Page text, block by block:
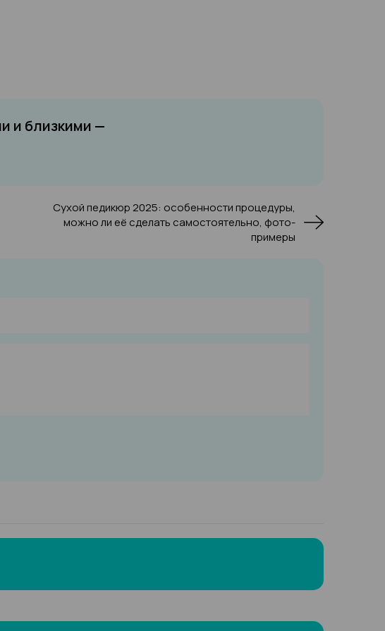
и близкими —
Сухой педикюр 2025: особенности процедуры,
можно ли её сделать самостоятельно, фото-
примеры